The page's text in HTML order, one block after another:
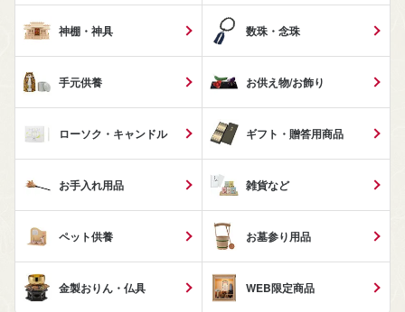
神棚・神具 数珠・念珠
手元供養 お供え物/お飾り
ローソク・キャンドル ギフト・贈答用商品
お手入れ用品 雑貨など
ペット供養 お墓参り用品
金製おりん・仏具 WEB限定商品